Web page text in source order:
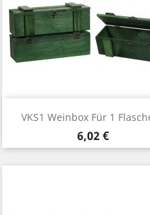
VKS1 Weinbox Für 1
Price
6,02 €